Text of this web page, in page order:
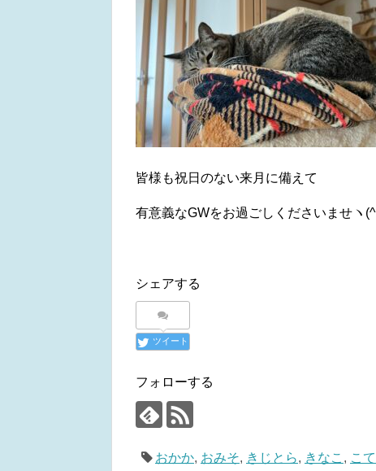
皆様も祝日のない来月に備えて
有意義なGWをお過ごしくださいませヽ
シェアする
ツイート
フォローする
おかか, おみそ, きじとら, きなこ , こ